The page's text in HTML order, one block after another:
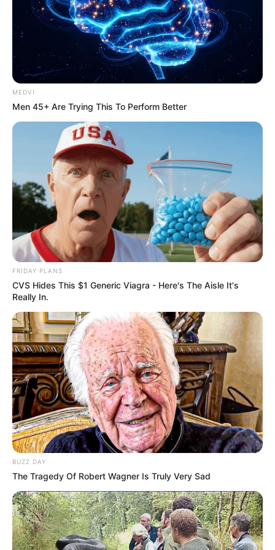
20:59 / 06 Avqust 2026
TƏCİLİ!Türkiyəqırıcıları havaya qaldırdı
- Nə baş verir?
0 0
20:44 / 06 Avqust 2026 SİYASƏT
Zelenski Ceyhun Bayramovuqəbul edib
78 0 0
MEDVI
Men 45+ Are Trying This To Perform Better
FRIDAY PLANS
CVS Hides This $1 Generic Viagra - Here's The Aisle It's
Really In.
BUZZ DAY
The Tragedy Of Robert Wagner Is Truly Very Sad